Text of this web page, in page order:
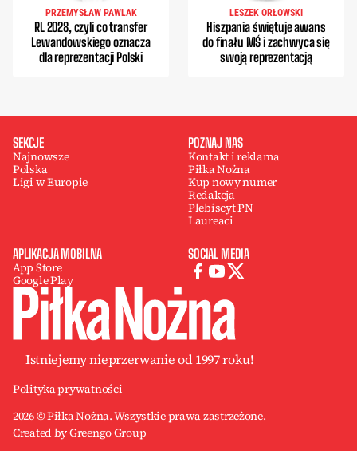
PRZEMYSŁAW PAWLAK
RL 2028, czyli co transfer
Lewandowskiego oznacza
dla reprezentacji Polski
LESZEK ORŁOWSKI
Hiszpania świętuje awans
do finału MŚ i zachwyca się
swoją reprezentacją
SEKCJE
Najnowsze
Polska
Ligi w Europie
POZNAJ NAS
Kontakt i reklama
Piłka Nożna
Kup nowy numer
Redakcja
Plebiscyt PN
Laureaci
APLIKACJA MOBILNA
App Store
Google Play
SOCIAL MEDIA
Istniejemy nieprzerwanie od 1997 roku!
Polityka prywatności
2026 © Piłka Nożna. Wszystkie prawa zastrzeżone.
Created by Greengo Group